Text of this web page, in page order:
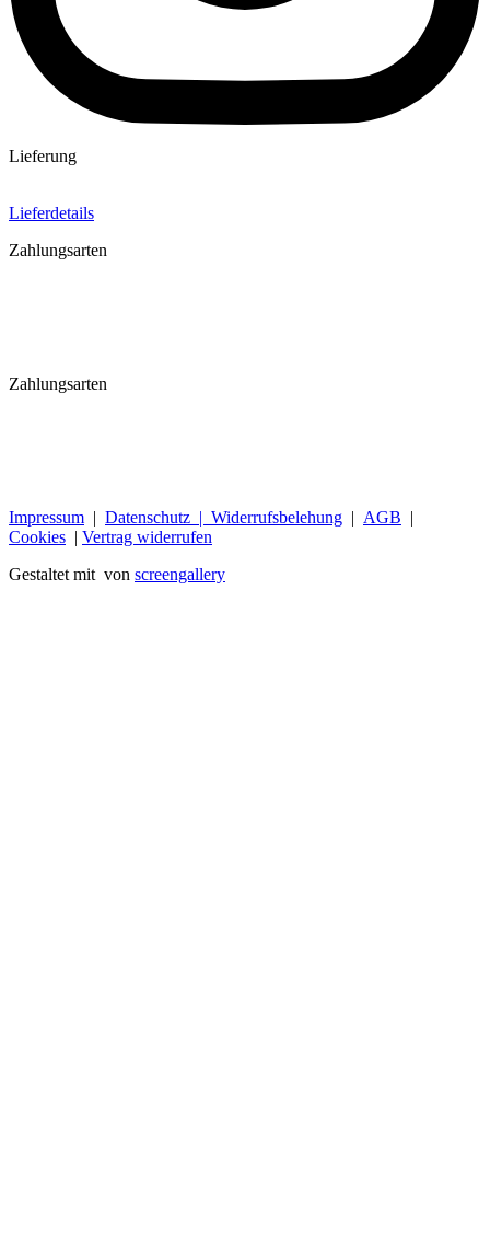
Lieferung
Lieferdetails
Zahlungsarten
Zahlungsarten
Impressum | Datenschutz | Widerrufsbelehung | AGB |
Cookies | Vertrag widerrufen
Gestaltet mit von screengallery